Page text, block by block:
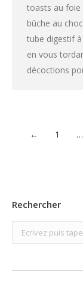
toasts au foie
bûche au
tube digestif à
en vous
décoctions
← 1 …
Rechercher
Search: